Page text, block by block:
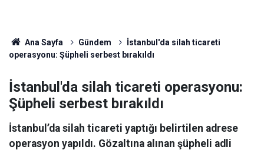
Ana Sayfa Gündem
İstanbul'da silah ticareti
operasyonu: Şüpheli serbest bırakıldı
İstanbul'da silah ticareti operasyonu:
Şüpheli serbest bırakıldı
İstanbul’da silah ticareti yaptığı belirtilen adrese
operasyon yapıldı. Gözaltına alınan şüpheli adli